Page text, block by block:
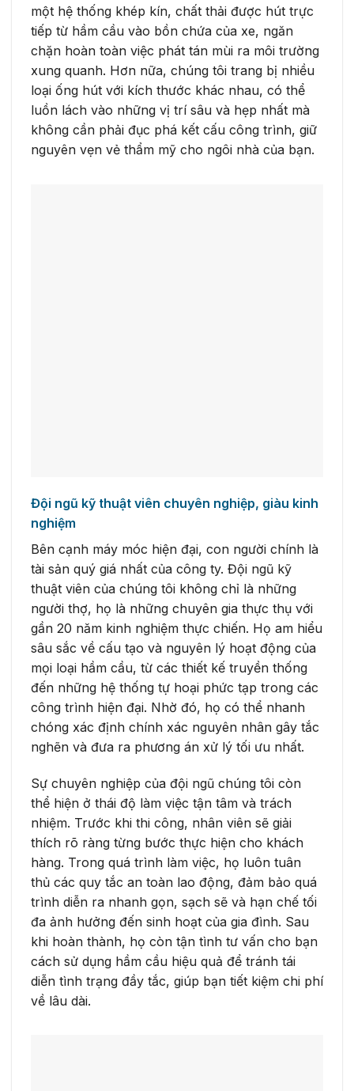
một hệ thống khép kín, chất thải được hút trực
tiếp từ hầm cầu vào bồn chứa của xe, ngăn
chặn hoàn toàn việc phát tán mùi ra môi trường
xung quanh. Hơn nữa, chúng tôi trang bị nhiều
loại ống hút với kích thước khác nhau, có thể
luồn lách vào những vị trí sâu và hẹp nhất mà
không cần phải đục phá kết cấu công trình, giữ
nguyên vẹn vẻ thẩm mỹ cho ngôi nhà của bạn.
Đội ngũ kỹ thuật viên chuyên nghiệp, giàu kinh
nghiệm
Bên cạnh máy móc hiện đại, con người chính là
tài sản quý giá nhất của công ty. Đội ngũ kỹ
thuật viên của chúng tôi không chỉ là những
người thợ, họ là những chuyên gia thực thụ với
gần 20 năm kinh nghiệm thực chiến. Họ am hiểu
sâu sắc về cấu tạo và nguyên lý hoạt động của
mọi loại hầm cầu, từ các thiết kế truyền thống
đến những hệ thống tự hoại phức tạp trong các
công trình hiện đại. Nhờ đó, họ có thể nhanh
chóng xác định chính xác nguyên nhân gây tắc
nghẽn và đưa ra phương án xử lý tối ưu nhất.
Sự chuyên nghiệp của đội ngũ chúng tôi còn
thể hiện ở thái độ làm việc tận tâm và trách
nhiệm. Trước khi thi công, nhân viên sẽ giải
thích rõ ràng từng bước thực hiện cho khách
hàng. Trong quá trình làm việc, họ luôn tuân
thủ các quy tắc an toàn lao động, đảm bảo quá
trình diễn ra nhanh gọn, sạch sẽ và hạn chế tối
đa ảnh hưởng đến sinh hoạt của gia đình. Sau
khi hoàn thành, họ còn tận tình tư vấn cho bạn
cách sử dụng hầm cầu hiệu quả để tránh tái
diễn tình trạng đầy tắc, giúp bạn tiết kiệm chi phí
về lâu dài.